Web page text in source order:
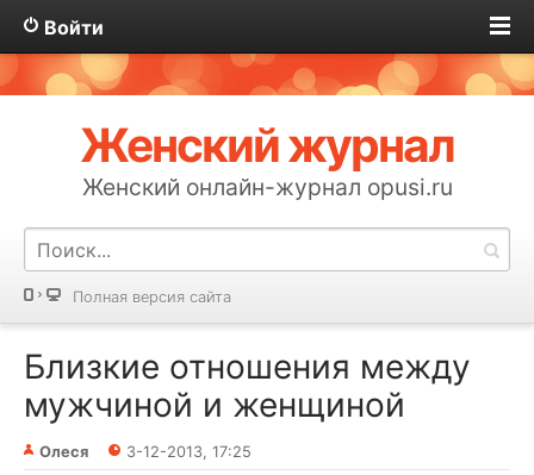
Войти
Женский журнал
Женский онлайн-журнал opusi.ru
Полная версия сайта
Близкие отношения между
мужчиной и женщиной
Олеся
3-12-2013, 17:25